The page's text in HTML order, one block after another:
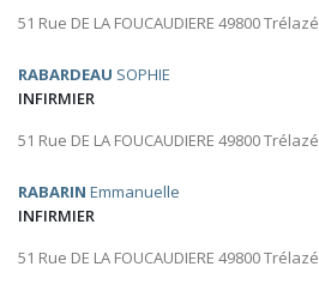
51 Rue DE LA FOUCAUDIERE 49800 Trélazé
RABARDEAU SOPHIE
INFIRMIER
51 Rue DE LA FOUCAUDIERE 49800 Trélazé
RABARIN Emmanuelle
INFIRMIER
51 Rue DE LA FOUCAUDIERE 49800 Trélazé